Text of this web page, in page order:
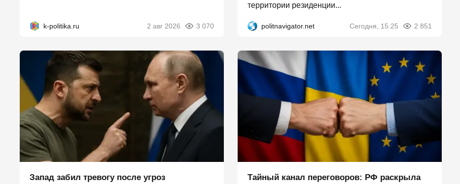
k-politika.ru 2 авг 2026 3 070
территории резиденции...
politnavigator.net Сегодня, 15:25 2 851
Запад забил тревогу после угроз
Тайный канал переговоров: РФ раскрыла